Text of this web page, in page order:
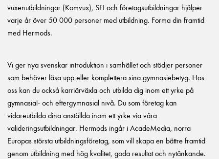
vuxenutbildningar (Komvux), SFI och företagsutbildningar hjälper
varje år över 50 000 personer med utbildning. Forma din framtid
med Hermods.
Vi ger nya svenskar introduktion i samhället och stödjer personer
som behöver läsa upp eller komplettera sina gymnasiebetyg. Hos
oss kan du också karriärväxla och utbilda dig inom ett yrke på
gymnasial- och eftergymnasial nivå. Du som företag kan
vidareutbilda dina anställda inom ett yrke via våra
valideringsutbildningar. Hermods ingår i AcadeMedia, norra
Europas största utbildningsföretag, som vill skapa en bättre framtid
genom utbildning med hög kvalitet, goda resultat och nytänkande.